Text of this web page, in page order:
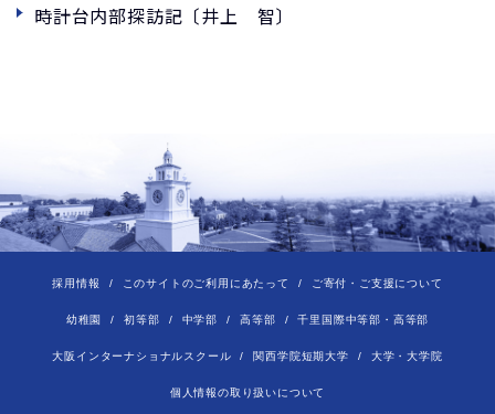
時計台内部探訪記〔井上 智〕
採用情報 このサイトのご利用にあたって ご寄付・ご支援について
幼稚園 初等部 中学部 高等部 千里国際中等部・高等部
大阪インターナショナルスクール 関西学院短期大学 大学・大学院
個人情報の取り扱いについて